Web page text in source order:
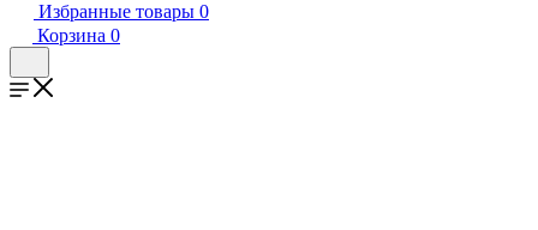
Избранные товары 0
Корзина 0